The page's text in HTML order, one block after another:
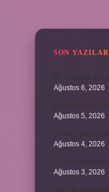
SON YAZILAR
Ağustos 6, 2026
Ağustos 5, 2026
Ağustos 4, 2026
Ağustos 3, 2026